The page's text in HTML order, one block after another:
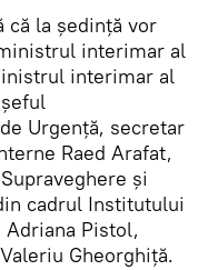
că la şedinţă vor
interimar al
interimar al
Urgenţă, secretar
Raed Arafat,
şi
cadrul Institutului
Adriana Pistol,
Gheorghiţă.